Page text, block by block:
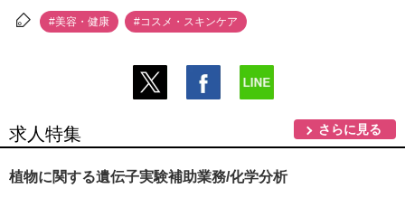
#美容・健康 #コスメ・スキンケア
求人特集 さらに見る
植物に関する遺伝子実験補助業務/化学分析